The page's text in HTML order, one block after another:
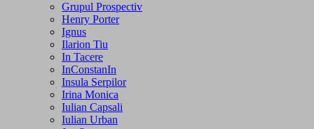
Grupul Prospectiv
Henry Porter
Ignus
Ilarion Tiu
In Tacere
InConstanIn
Insula Serpilor
Irina Monica
Iulian Capsali
Iulian Urban